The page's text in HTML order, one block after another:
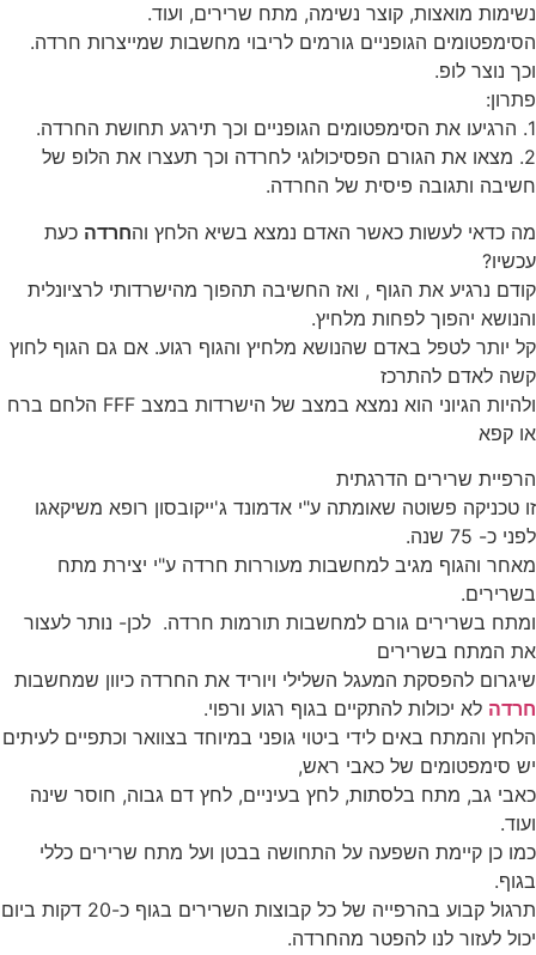
נשימות מואצות, קוצר נשימה, מתח שרירים, ועוד.
הסימפטומים הגופניים גורמים לריבוי מחשבות שמייצרות חרדה.
וכך נוצר לופ.
פתרון:
1. הרגיעו את הסימפטומים הגופניים וכך תירגע תחושת החרדה.
2. מצאו את הגורם הפסיכולוגי לחרדה וכך תעצרו את הלופ של
חשיבה ותגובה פיסית של החרדה.
מה כדאי לעשות כאשר האדם נמצא בשיא הלחץ והחרדה כעת
עכשיו?
קודם נרגיע את הגוף , ואז החשיבה תהפוך מהישרדותי לרציונלית
והנושא יהפוך לפחות מלחיץ.
קל יותר לטפל באדם שהנושא מלחיץ והגוף רגוע. אם גם הגוף לחוץ
קשה לאדם להתרכז
ולהיות הגיוני הוא נמצא במצב של הישרדות במצב FFF הלחם ברח
או קפא
הרפיית שרירים הדרגתית
זו טכניקה פשוטה שאומתה ע"י אדמונד ג'ייקובסון רופא משיקאגו
לפני כ- 75 שנה.
מאחר והגוף מגיב למחשבות מעוררות חרדה ע"י יצירת מתח
בשרירים.
ומתח בשרירים גורם למחשבות תורמות חרדה. לכן- נותר לעצור
את המתח בשרירים
שיגרום להפסקת המעגל השלילי ויוריד את החרדה כיוון שמחשבות
חרדה לא יכולות להתקיים בגוף רגוע ורפוי.
הלחץ והמתח באים לידי ביטוי גופני במיוחד בצוואר וכתפיים לעיתים
יש סימפטומים של כאבי ראש,
כאבי גב, מתח בלסתות, לחץ בעיניים, לחץ דם גבוה, חוסר שינה
ועוד.
כמו כן קיימת השפעה על התחושה בבטן ועל מתח שרירים כללי
בגוף.
תרגול קבוע בהרפייה של כל קבוצות השרירים בגוף כ-20 דקות ביום
יכול לעזור לנו להפטר מהחרדה.